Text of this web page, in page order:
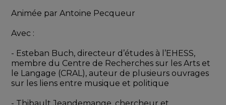
Animée par Antoine Pecqueur
Avec :
- Esteban Buch, directeur d’études à l’EHESS,
membre du Centre de Recherches sur les Arts et
le Langage (CRAL), auteur de plusieurs ouvrages
sur les liens entre musique et politique